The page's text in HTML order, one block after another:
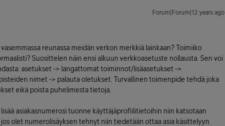
Forum|Forum|12 years ago
reunassa meidän verkon merkkiä lainkaan? Toimiiko
Suosittelen näin ensi alkuun verkkoasetuste nollausta. Sen voi
asetukset -> langattomat toiminnot/lisäasetukset ->
nimet -> palauta oletukset. Turvallinen toimenpide tehdä joka
eikä poista puhelimesta tietoja.
asiakasnumerosi tuonne käyttäjäprofiilitietoihin niin katsotaan
olet numerolisäyksen tehnyt niin tiedetään ottaa asia käsittelyyn.